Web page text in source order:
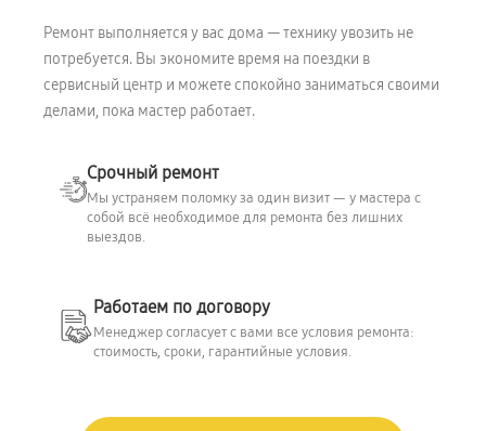
Ремонт выполняется у вас дома — технику увозить не
потребуется. Вы экономите время на поездки в
сервисный центр и можете спокойно заниматься своими
делами, пока мастер работает.
Срочный ремонт
Мы устраняем поломку за один визит — у мастера с
собой всё необходимое для ремонта без лишних
выездов.
Работаем по договору
Менеджер согласует с вами все условия ремонта:
стоимость, сроки, гарантийные условия.